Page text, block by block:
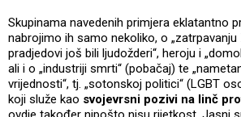
Skupinama navedenih primjera eklatantno
nabrojimo ih samo nekoliko, o
pradjedovi još bili ljudožderi“, heroju i
ali i o „industriji smrti“ (pobačaj) te
vrijednosti“, tj. „sotonskoj politici“ (LGBT
koji služe kao svojevrsni pozivi na linč